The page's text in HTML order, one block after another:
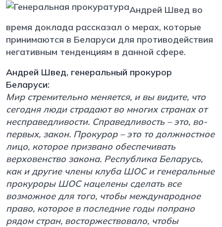
Андрей Швед во
время доклада рассказал о мерах, которые
принимаются в Беларуси для противодействия
негативным тенденциям в данной сфере.
Андрей Швед, генеральный прокурор
Беларуси:
Мир стремительно меняется, и вы видите, что
сегодня люди страдают во многих странах от
несправедливости. Справедливость – это, во-
первых, закон. Прокурор – это то должностное
лицо, которое призвано обеспечивать
верховенство закона. Республика Беларусь,
как и другие члены клуба ШОС и генеральные
прокуроры ШОС нацелены сделать все
возможное для того, чтобы международное
право, которое в последние годы попрано
рядом стран, восторжествовало, чтобы